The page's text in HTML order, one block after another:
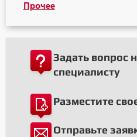
Прочее
Задать вопрос
специалисту
Разместите
Отправьте